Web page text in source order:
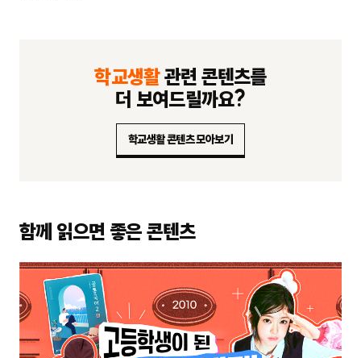
학교생활관련 콘텐츠를
더 보여드릴까요?
학교생활 콘텐츠 모아보기
함께 읽으면 좋은 콘텐츠